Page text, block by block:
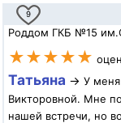
9
Роддом ГКБ №15
★★★★★
Татьяна → У
Викторовной. Мне
нашей встречи, но